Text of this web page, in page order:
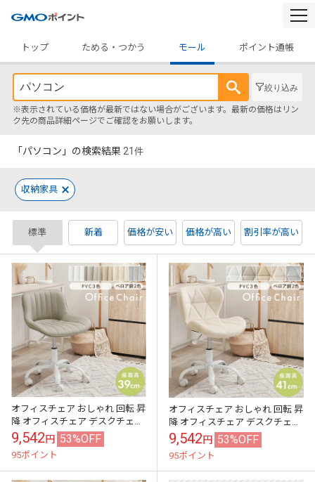
トップ
ためる・つかう モール ポイント通帳
絞り込み
※表示されている価格が最新ではない場合がございます。最新の価格はリン
ク先の商品詳細ページでご確認をお願いします。
「パソコン」の検索結果 21 件
収納家具
標準 新着 価格が安い 価格が高い 割引率が高い
オフィスチェア おしゃれ 回転 昇
降 オフィスチェア デスクチェア
おしゃれ 北欧 ベロア調 PVC パソ
コンチェア キャスター付...
9,542円 53%OFF
95ポイント
オフィスチェア おしゃれ 回転 昇
降 オフィスチェア デスクチェア
おしゃれ 北欧 ベロア調 PVC パソ
コンチェア キャスター付...
9,542円 53%OFF
95ポイント